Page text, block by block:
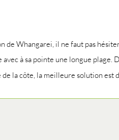
de Whangarei, il ne faut pas
à sa pointe une longue plage.
de la côte, la meilleure solution est